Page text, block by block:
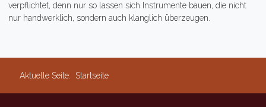
verpflichtet, denn nur so lassen sich Instrumente bauen, die nicht
nur handwerklich, sondern auch klanglich überzeugen.
Aktuelle Seite: Startseite